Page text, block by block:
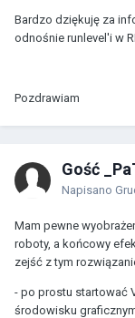
Bardzo dziękuję za
odnośnie runlevel'i w
Pozdrawiam
Gość
Napisano
Mam pewne
roboty, a końcowy
zejść z tym
- po prostu startować
środowisku